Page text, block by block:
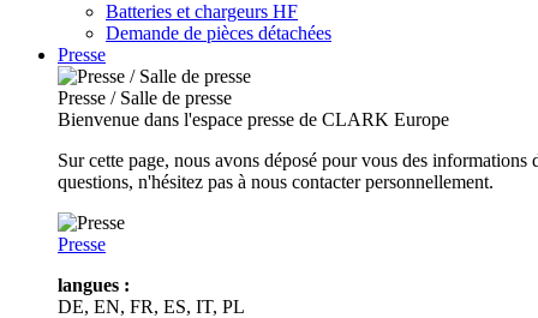
Batteries et chargeurs HF
Demande de pièces détachées
Presse
Presse / Salle de presse
Bienvenue dans l'espace presse de CLARK Europe
Sur cette page, nous avons déposé pour vous des
questions, n'hésitez pas à nous contacter personnellement.
Presse
langues :
DE, EN, FR, ES, IT, PL